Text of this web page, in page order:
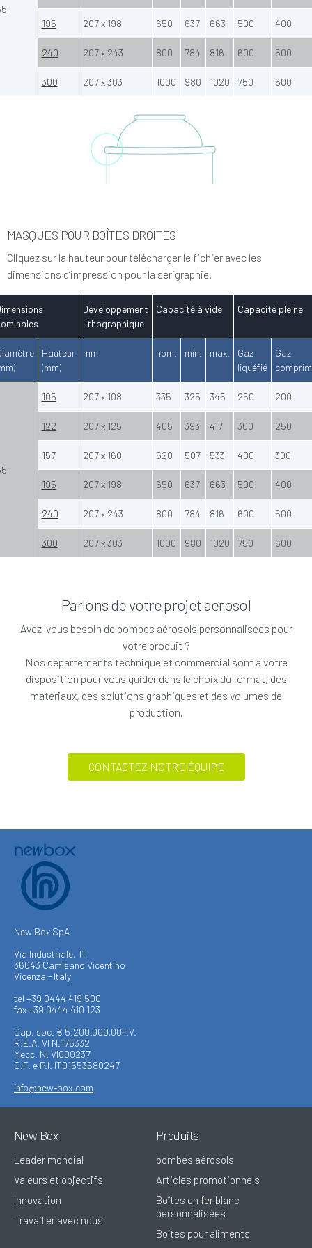
195 207 x 198 650 637 663 500 400
240 207 x 243 800 784 816 600 500
300 207 x 303 1000 980 1020 750 600
MASQUES POUR BOÎTES DROITES
Cliquez sur la hauteur pour télécharger le fichier avec les
dimensions d’impression pour la sérigraphie.
Développement
lithographique
Capacité à vide Capacité pleine
Hauteur
(mm)
mm nom. min. max.
Gaz
liquéfié
Gaz
105 207 x 108 335 325 345 250 200
122 207 x 125 405 393 417 300 250
157 207 x 160 520 507 533 400 300
195 207 x 198 650 637 663 500 400
240 207 x 243 800 784 816 600 500
300 207 x 303 1000 980 1020 750 600
Parlons de votre projet aerosol
Avez-vous besoin de bombes aérosols personnalisées pour
votre produit ?
Nos départements technique et commercial sont à votre
disposition pour vous guider dans le choix du format, des
matériaux, des solutions graphiques et des volumes de
production.
CONTACTEZ NOTRE ÉQUIPE
New Box SpA
Via Industriale, 11
36043 Camisano Vicentino
Vicenza - Italy
tel +39 0444 419 500
fax +39 0444 410 123
Cap. soc. € 5.200.000,00 I.V.
R.E.A. VI N.175332
Mecc. N. VI000237
C.F. e P.I. IT01653680247
info@new-box.com
New Box
Leader mondial
Valeurs et objectifs
Innovation
Travailler avec nous
Produits
bombes aérosols
Articles promotionnels
Boîtes en fer blanc
personnalisées
Boîtes pour aliments